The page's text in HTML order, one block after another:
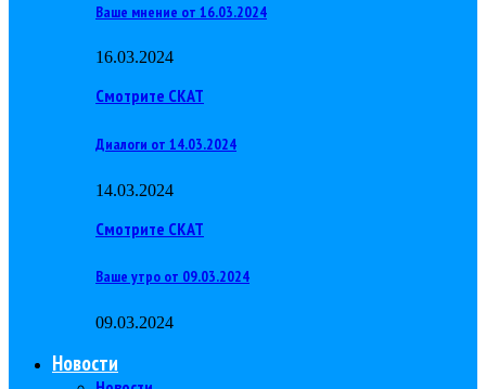
Ваше мнение от 16.03.2024
16.03.2024
Смотрите СКАТ
Диалоги от 14.03.2024
14.03.2024
Смотрите СКАТ
Ваше утро от 09.03.2024
09.03.2024
Новости